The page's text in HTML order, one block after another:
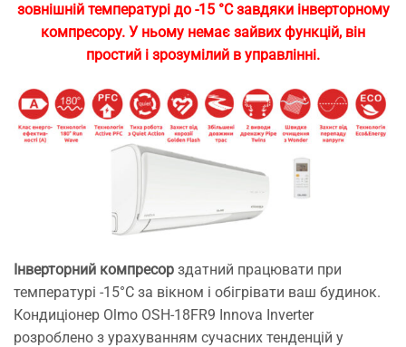
зовнішній температурі до -15 °C завдяки інверторному
компресору. У ньому немає зайвих функцій, він
простий і зрозумілий в управлінні.
Інверторний компресор здатний працювати при
температурі -15°С за вікном і обігрівати ваш будинок.
Кондиціонер Olmo OSH-18FR9 Innova Inverter
розроблено з урахуванням сучасних тенденцій у